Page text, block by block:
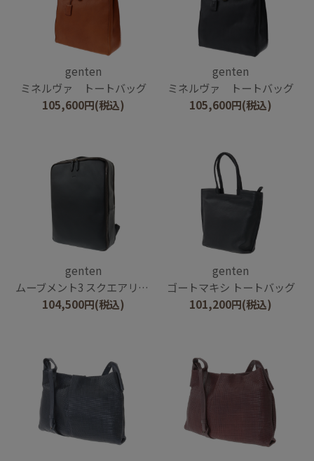
genten
ミネルヴァ トートバッグ
105,600円(税込)
genten
ミネルヴァ トートバッグ
105,600円(税込)
genten
ムーブメント3 スクエアリュック
104,500円(税込)
genten
ゴートマキシ トートバッグ
101,200円(税込)